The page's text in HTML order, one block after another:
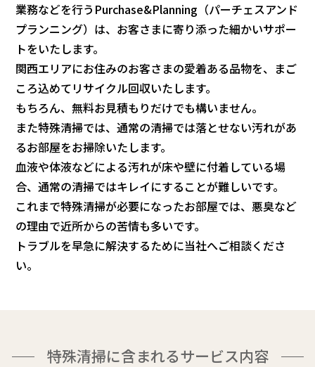
業務などを行うPurchase&Planning（パーチェスアンド
プランニング）は、お客さまに寄り添った細かいサポー
トをいたします。
関西エリアにお住みのお客さまの愛着ある品物を、まご
ころ込めてリサイクル回収いたします。
もちろん、無料お見積もりだけでも構いません。
また特殊清掃では、通常の清掃では落とせない汚れがあ
るお部屋をお掃除いたします。
血液や体液などによる汚れが床や壁に付着している場
合、通常の清掃ではキレイにすることが難しいです。
これまで特殊清掃が必要になったお部屋では、悪臭など
の理由で近所からの苦情も多いです。
トラブルを早急に解決するために当社へご相談くださ
い。
特殊清掃に含まれるサービス内容